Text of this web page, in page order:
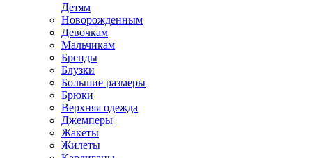
Детям
Новорожденным
Девочкам
Мальчикам
Бренды
Блузки
Большие размеры
Брюки
Верхняя одежда
Джемперы
Жакеты
Жилеты